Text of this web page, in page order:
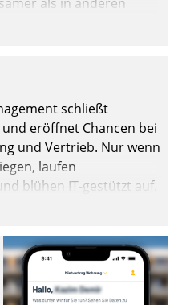
schließt
eröffnet Chancen bei
und Vertrieb. Nur wenn
laufen
blühen IT-gestützt auf.